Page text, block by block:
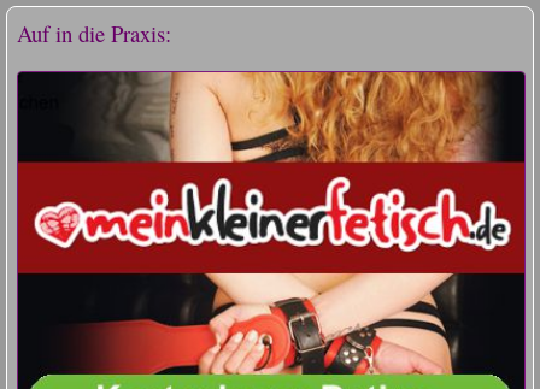
Auf in die Praxis: